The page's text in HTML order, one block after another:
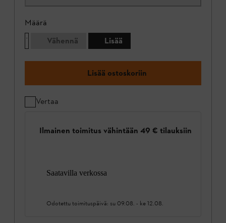
Määrä
Vähennä
Lisää
Lisää ostoskoriin
Vertaa
Ilmainen toimitus vähintään 49 € tilauksiin
Saatavilla verkossa
Odotettu toimituspäivä: su 09.08. - ke 12.08.